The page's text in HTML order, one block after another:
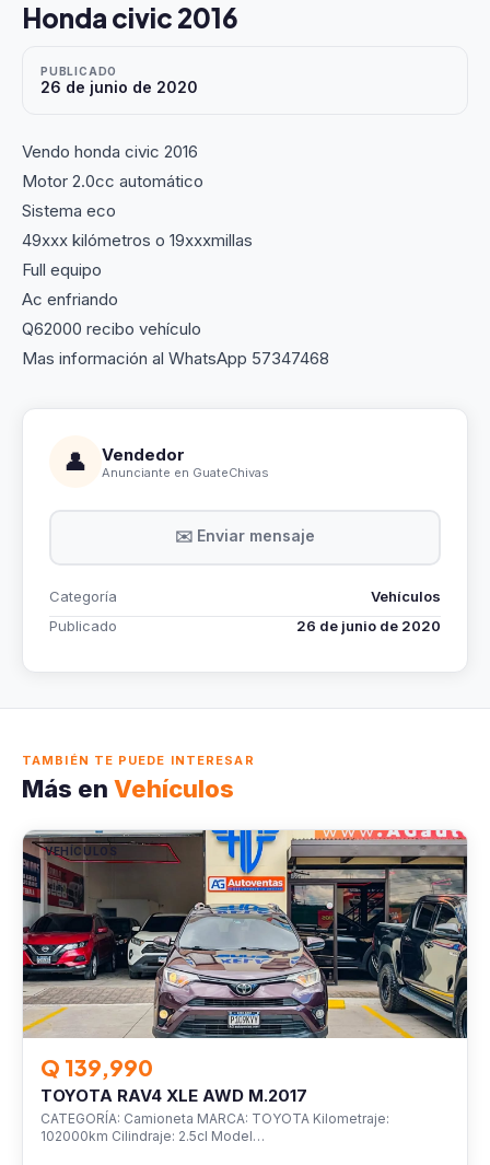
Honda civic 2016
PUBLICADO
26 de junio de 2020
Vendo honda civic 2016
Motor 2.0cc automático
Sistema eco
49xxx kilómetros o 19xxxmillas
Full equipo
Ac enfriando
Q62000 recibo vehículo
Mas información al WhatsApp 57347468
👤 Vendedor
Anunciante en GuateChivas
✉️ Enviar mensaje
Categoría
Vehículos
Publicado
26 de junio de 2020
TAMBIÉN TE PUEDE INTERESAR
Más en Vehículos
VEHÍCULOS
Q 139,990
TOYOTA RAV4 XLE AWD M.2017
CATEGORÍA: Camioneta MARCA: TOYOTA Kilometraje:
102000km Cilindraje: 2.5cl Model…